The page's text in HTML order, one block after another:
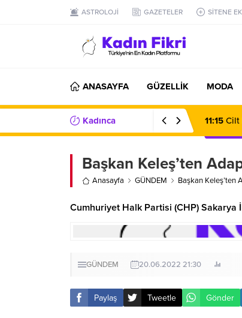
ASTROLOJİ GAZETELER SİTENE
ANASAYFA GÜZELLİK MODA
Kadınca 07:20
Başkan Keleş’ten
Anasayfa GÜNDEM Başkan Keleş’ten
Cumhuriyet Halk Partisi (CHP) Sakarya
GÜNDEM 20.06.2022 21:30
Paylaş Tweetle Gönder